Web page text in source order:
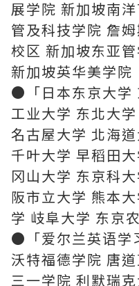
展学院 新加坡南
管及科技学院 詹
校区 新加坡东亚
新加坡英华美学院
●「日本东京大学
工业大学 东北大
名古屋大学 北海
千叶大学 早稻田
冈山大学 东京科
阪市立大学 熊本
学 岐阜大学 东京
●「爱尔兰英语学
沃特福德学院 唐
三一学院 利默瑞